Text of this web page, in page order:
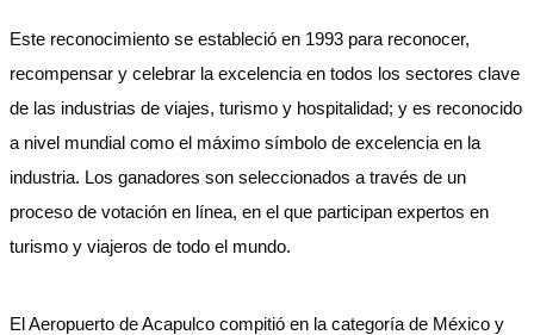
Este reconocimiento se estableció en 1993 para reconocer,
recompensar y celebrar la excelencia en todos los sectores clave
de las industrias de viajes, turismo y hospitalidad; y es reconocido
a nivel mundial como el máximo símbolo de excelencia en la
industria. Los ganadores son seleccionados a través de un
proceso de votación en línea, en el que participan expertos en
turismo y viajeros de todo el mundo.
El Aeropuerto de Acapulco compitió en la categoría de México y